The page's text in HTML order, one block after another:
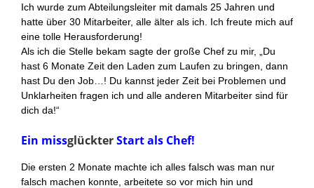
Ich wurde zum Abteilungsleiter mit damals 25 Jahren und
hatte über 30 Mitarbeiter, alle älter als ich. Ich freute mich auf
eine tolle Herausforderung!
Als ich die Stelle bekam sagte der große Chef zu mir, „Du
hast 6 Monate Zeit den Laden zum Laufen zu bringen, dann
hast Du den Job…! Du kannst jeder Zeit bei Problemen und
Unklarheiten fragen ich und alle anderen Mitarbeiter sind für
dich da!“
Ein missglückterStart als Chef!
Die ersten 2 Monate machte ich alles falsch was man nur
falsch machen konnte, arbeitete so vor mich hin und